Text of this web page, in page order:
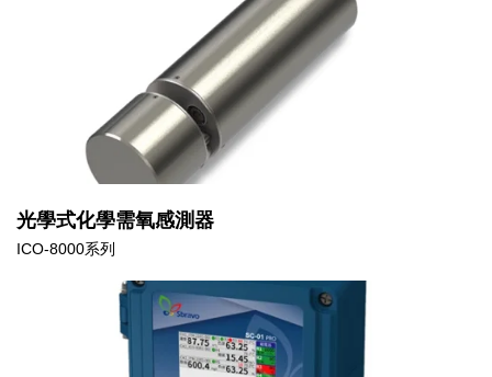
光學式化學需氧感測器
ICO-8000系列